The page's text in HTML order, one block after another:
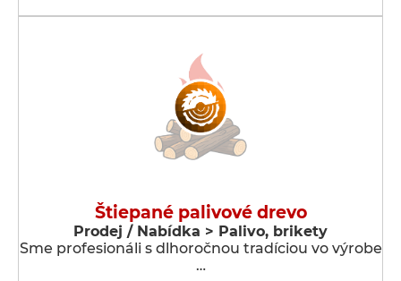
Štiepané palivové drevo
Prodej / Nabídka > Palivo, brikety
Sme profesionáli s dlhoročnou tradíciou vo výrobe
…